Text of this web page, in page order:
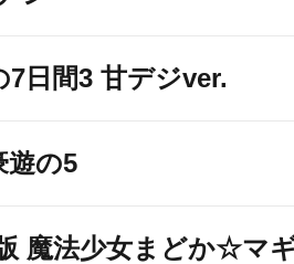
日間3 甘デジver.
遊の5
魔法少女まどか☆マ